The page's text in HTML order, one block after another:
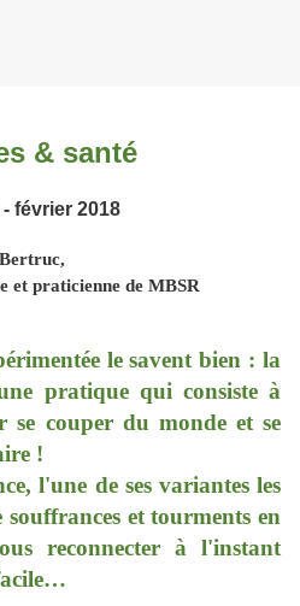
& santé
- février 2018
et praticienne de MBSR
le savent bien : la
pratique qui consiste à
se couper du monde et se
!
l'une de ses variantes les
souffrances et tourments en
reconnecter à l'instant